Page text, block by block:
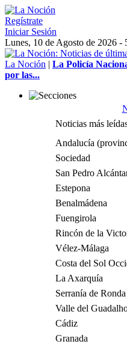
Regístrate
Iniciar Sesión
Lunes, 10 de Agosto de 2026 -
La Noción | La Policía
por las...
Noticias más
Andalucía
Sociedad
San Pedro
Estepona
Benalmádena
Fuengirola
Rincón de la
Vélez-Málaga
Costa del Sol
La Axarquía
Serranía de Ronda
Valle del
Cádiz
Granada